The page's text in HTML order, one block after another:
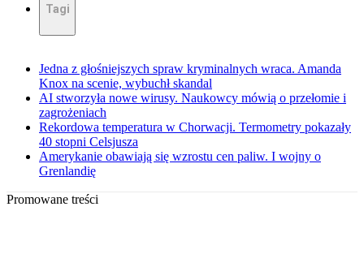
Tagi
Jedna z głośniejszych spraw kryminalnych wraca. Amanda
Knox na scenie, wybuchł skandal
AI stworzyła nowe wirusy. Naukowcy mówią o przełomie i
zagrożeniach
Rekordowa temperatura w Chorwacji. Termometry pokazały
40 stopni Celsjusza
Amerykanie obawiają się wzrostu cen paliw. I wojny o
Grenlandię
Promowane treści